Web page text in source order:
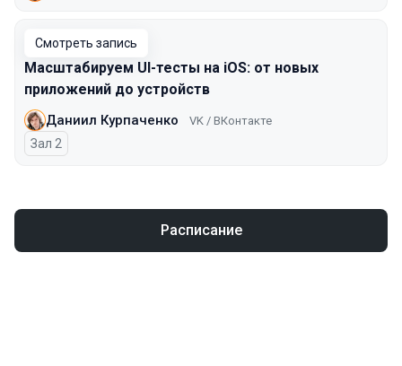
Смотреть запись
Масштабируем UI-тесты на iOS: от новых
приложений до устройств
Даниил Курпаченко VK / ВКонтакте
Зал 2
Расписание